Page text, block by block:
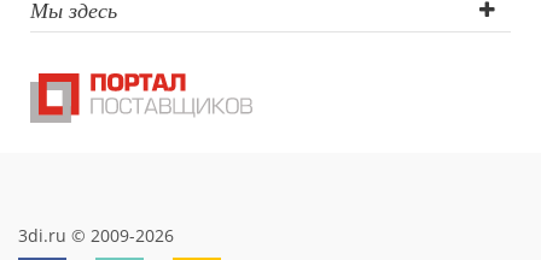
Мы здесь
3di.ru © 2009-2026